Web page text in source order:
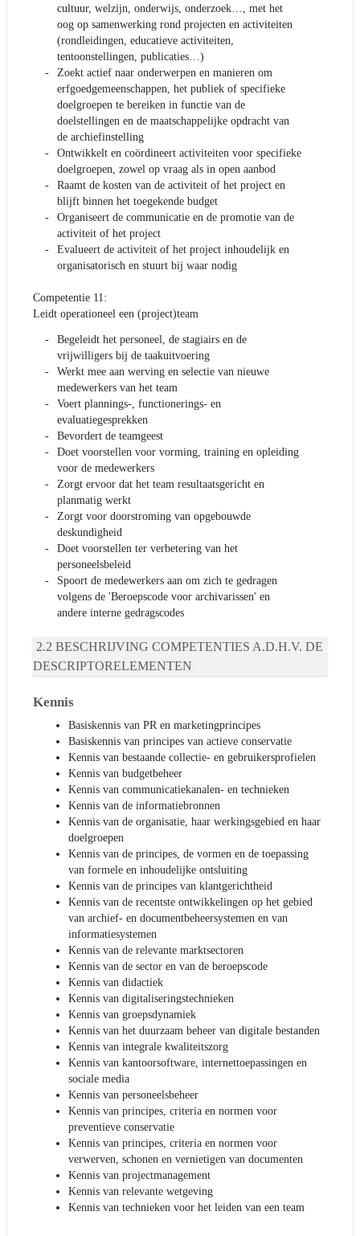
cultuur, welzijn, onderwijs, onderzoek…, met het
oog op samenwerking rond projecten en activiteiten
(rondleidingen, educatieve activiteiten,
tentoonstellingen, publicaties…)
Zoekt actief naar onderwerpen en manieren om
erfgoedgemeenschappen, het publiek of specifieke
doelgroepen te bereiken in functie van de
doelstellingen en de maatschappelijke opdracht van
de archiefinstelling
Ontwikkelt en coördineert activiteiten voor specifieke
doelgroepen, zowel op vraag als in open aanbod
Raamt de kosten van de activiteit of het project en
blijft binnen het toegekende budget
Organiseert de communicatie en de promotie van de
activiteit of het project
Evalueert de activiteit of het project inhoudelijk en
organisatorisch en stuurt bij waar nodig
Competentie 11:
Leidt operationeel een (project)team
Begeleidt het personeel, de stagiairs en de
vrijwilligers bij de taakuitvoering
Werkt mee aan werving en selectie van nieuwe
medewerkers van het team
Voert plannings-, functionerings- en
evaluatiegesprekken
Bevordert de teamgeest
Doet voorstellen voor vorming, training en opleiding
voor de medewerkers
Zorgt ervoor dat het team resultaatsgericht en
planmatig werkt
Zorgt voor doorstroming van opgebouwde
deskundigheid
Doet voorstellen ter verbetering van het
personeelsbeleid
Spoort de medewerkers aan om zich te gedragen
volgens de 'Beroepscode voor archivarissen' en
andere interne gedragscodes
BESCHRIJVING COMPETENTIES A.D.H.V. DE
DESCRIPTORELEMENTEN
Kennis
Basiskennis van PR en marketingprincipes
Basiskennis van principes van actieve conservatie
Kennis van bestaande collectie- en gebruikersprofielen
Kennis van budgetbeheer
Kennis van communicatiekanalen- en technieken
Kennis van de informatiebronnen
Kennis van de organisatie, haar werkingsgebied en haar
doelgroepen
Kennis van de principes, de vormen en de toepassing
van formele en inhoudelijke ontsluiting
Kennis van de principes van klantgerichtheid
Kennis van de recentste ontwikkelingen op het gebied
van archief- en documentbeheersystemen en van
informatiesystemen
Kennis van de relevante marktsectoren
Kennis van de sector en van de beroepscode
Kennis van didactiek
Kennis van digitaliseringstechnieken
Kennis van groepsdynamiek
Kennis van het duurzaam beheer van digitale bestanden
Kennis van integrale kwaliteitszorg
Kennis van kantoorsoftware, internettoepassingen en
sociale media
Kennis van personeelsbeheer
Kennis van principes, criteria en normen voor
preventieve conservatie
Kennis van principes, criteria en normen voor
verwerven, schonen en vernietigen van documenten
Kennis van projectmanagement
Kennis van relevante wetgeving
Kennis van technieken voor het leiden van een team